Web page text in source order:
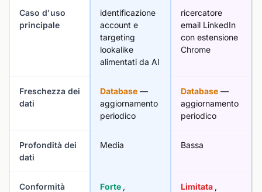
Caso d'uso
principale
identificazione
account e
targeting
lookalike
alimentati da AI
ricercatore
email LinkedIn
con estensione
Chrome
Freschezza dei
dati
Database —
aggiornamento
periodico
Database —
aggiornamento
periodico
Profondità dei
dati
Media Bassa
Conformità
Forte ,
Limitata ,